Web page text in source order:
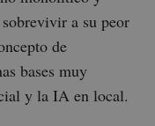
a su peor
de
bases muy
y la IA en local.